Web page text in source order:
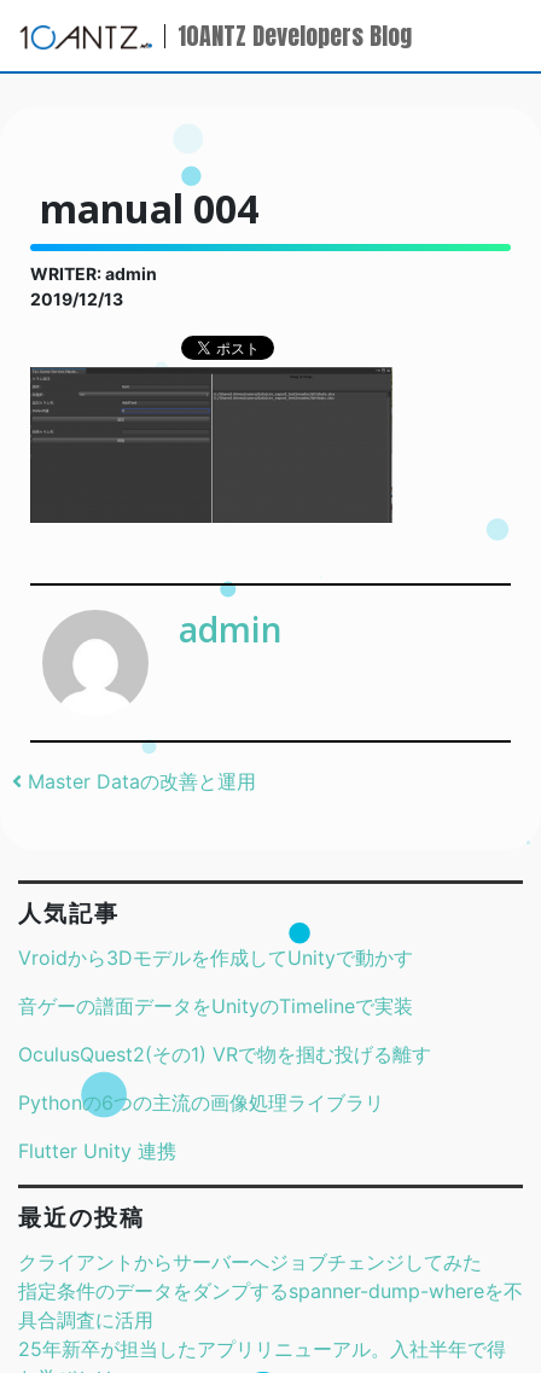
10ANTZ Developers Blog
manual 004
WRITER: admin
2019/12/13
admin
Post navigation
Master Dataの改善と運用
人気記事
Vroidから3Dモデルを作成してUnityで動かす
音ゲーの譜面データをUnityのTimelineで実装
OculusQuest2(その1) VRで物を掴む投げる離す
Pythonの6つの主流の画像処理ライブラリ
Flutter Unity 連携
最近の投稿
クライアントからサーバーへジョブチェンジしてみた
指定条件のデータをダンプするspanner-dump-whereを不
具合調査に活用
25年新卒が担当したアプリリニューアル。入社半年で得